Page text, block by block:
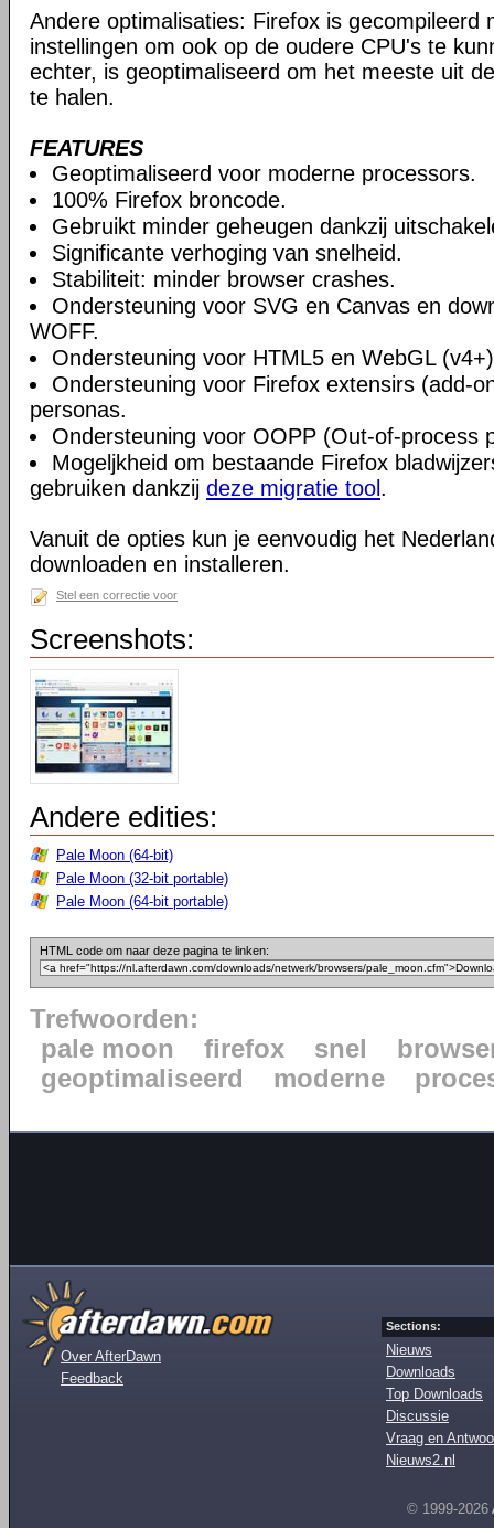
Andere optimalisaties: Firefox is gecompileerd
instellingen om ook op de oudere CPU's te
echter, is geoptimaliseerd om het meeste uit
te halen.
FEATURES
Geoptimaliseerd voor moderne processors.
100% Firefox broncode.
Gebruikt minder geheugen dankzij
Significante verhoging van snelheid.
Stabiliteit: minder browser crashes.
Ondersteuning voor SVG en Canvas en
WOFF.
Ondersteuning voor HTML5 en WebGL
Ondersteuning voor Firefox extensirs (add-
personas.
Ondersteuning voor OOPP (Out-of-process
Mogeljkheid om bestaande Firefox
gebruiken dankzij deze migratie tool .
Vanuit de opties kun je eenvoudig het
downloaden en installeren.
Stel een correctie voor
Screenshots:
Andere edities:
Pale Moon (64-bit)
Pale Moon (32-bit portable)
Pale Moon (64-bit portable)
HTML code om naar deze pagina te linken:
Trefwoorden:
pale moon
firefox snel
geoptimaliseerd
moderne
Over AfterDawn
Feedback
Sections:
Nieuws
Downloads
Top Downloads
Discussie
Vraag en
Nieuws2.nl
© 1999-2026